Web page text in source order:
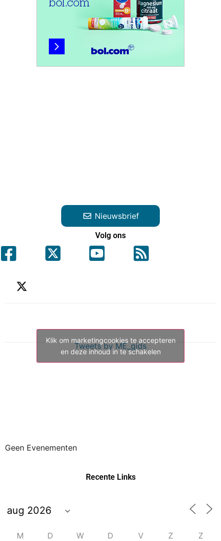
Nieuwsbrief
Volg ons
Tweets by ME_gids
Klik om marketingcookies te accepteren
en deze inhoud in te schakelen
Geen Evenementen
Recente Links
M D W D V Z Z